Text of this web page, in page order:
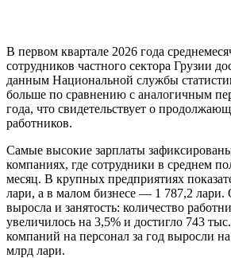
В первом квартале 2026 года
сотрудников частного сектора Грузии
данным Национальной службы
больше по сравнению с аналогичным
года, что свидетельствует о
работников.
Самые высокие зарплаты
компаниях, где сотрудники в среднем
месяц. В крупных предприятиях
лари, а в малом бизнесе — 1 787,2
выросла и занятость: количество
увеличилось на 3,5% и достигло 743
компаний на персонал за год выросли
млрд лари.